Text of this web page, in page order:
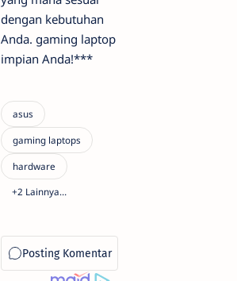
dengan kebutuhan
Anda. gaming laptop
impian Anda!***